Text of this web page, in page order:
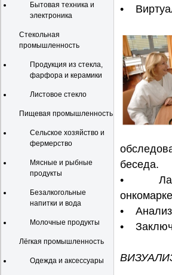
Бытовая техника и
электроника
Стекольная
промышленность
Продукция из стекла,
фарфора и керамики
Листовое стекло
Пищевая промышленность
Сельское хозяйство и
фермерство
Мясные и рыбные
продукты
Безалкогольные
напитки и вода
Молочные продукты
Лёгкая промышленность
Одежда и аксессуары
•
беседа.
•
• Анализ
•